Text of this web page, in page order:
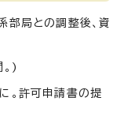
部局との調整後、資
)
。許可申請書の提